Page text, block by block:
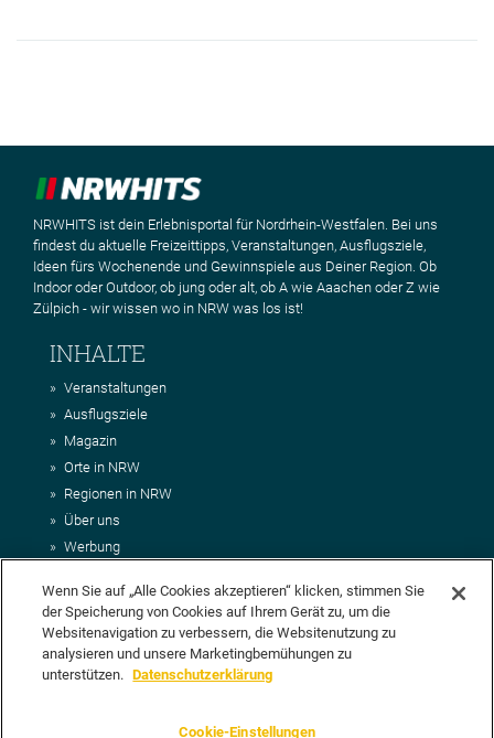
NRWHITS ist dein Erlebnisportal für Nordrhein-Westfalen. Bei uns
findest du aktuelle Freizeittipps, Veranstaltungen, Ausflugsziele,
Ideen fürs Wochenende und Gewinnspiele aus Deiner Region. Ob
Indoor oder Outdoor, ob jung oder alt, ob A wie Aaachen oder Z wie
Zülpich - wir wissen wo in NRW was los ist!
INHALTE
Veranstaltungen
Ausflugsziele
Magazin
Orte in NRW
Regionen in NRW
Über uns
Werbung
Impressum
AGB
Datenschutz
DEIN VORSCHLAG FÜR NRWHITS
Wenn Sie auf „Alle Cookies akzeptieren“ klicken, stimmen Sie
der Speicherung von Cookies auf Ihrem Gerät zu, um die
Websitenavigation zu verbessern, die Websitenutzung zu
analysieren und unsere Marketingbemühungen zu
unterstützen. Datenschutzerklärung
Cookie-Einstellungen